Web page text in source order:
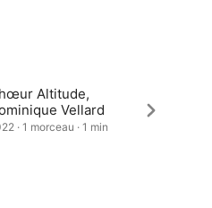
Altitude,
Vellard
· 1 morceau · 1 min